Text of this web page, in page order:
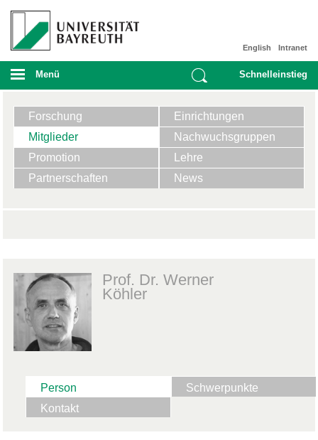
Intranet
English
Menü Schnelleinstieg
Forschung
Einrichtungen
Mitglieder
Nachwuchsgruppen
Promotion
Lehre
Partnerschaften
News
Prof. Dr. Werner
Köhler
Person
Schwerpunkte
Kontakt